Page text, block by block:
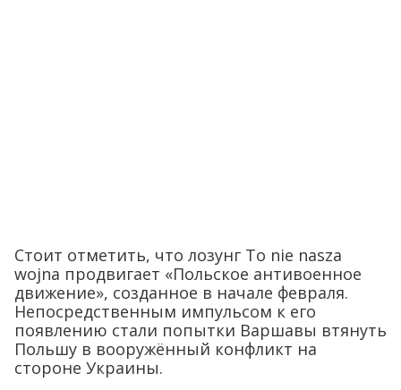
Стоит отметить, что лозунг To nie nasza
wojna продвигает «Польское антивоенное
движение», созданное в начале февраля.
Непосредственным импульсом к его
появлению стали попытки Варшавы втянуть
Польшу в вооружённый конфликт на
стороне Украины.